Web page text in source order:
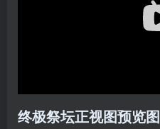
终极祭坛正视图预览图